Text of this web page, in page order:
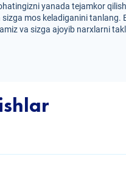
yanada tejamkor
mos keladiganini
va sizga ajoyib narxlarni